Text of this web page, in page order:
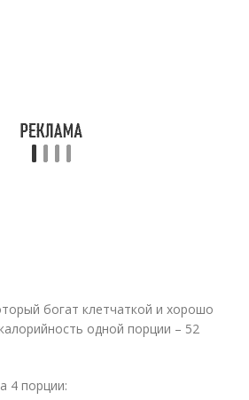
богат клетчаткой и хорошо
одной порции – 52
4 порции: